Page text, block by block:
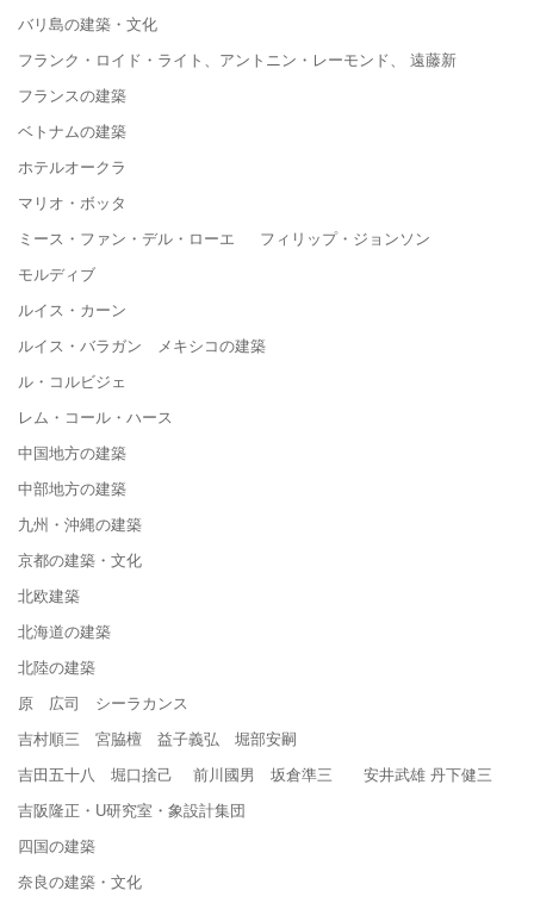
バリ島の建築・文化
フランク・ロイド・ライト、アントニン・レーモンド、 遠藤新
フランスの建築
ベトナムの建築
ホテルオークラ
マリオ・ボッタ
ミース・ファン・デル・ローエ フィリップ・ジョンソン
モルディブ
ルイス・カーン
ルイス・バラガン メキシコの建築
ル・コルビジェ
レム・コール・ハース
中国地方の建築
中部地方の建築
九州・沖縄の建築
京都の建築・文化
北欧建築
北海道の建築
北陸の建築
原 広司 シーラカンス
吉村順三 宮脇檀 益子義弘 堀部安嗣
吉田五十八 堀口捨己 前川國男 坂倉準三 安井武雄 丹下健三
吉阪隆正・U研究室・象設計集団
四国の建築
奈良の建築・文化